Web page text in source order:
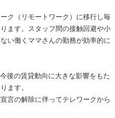
ク（リモートワーク）に移行し毎
ます。スタッフ間の接触回避や小
い働くママさんの勤務が効率的に
後の賃貸動向に大きな影響をもた
ます。
言の解除に伴ってテレワークから